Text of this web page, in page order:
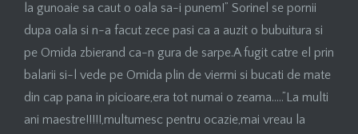
la gunoaie sa caut o oala sa-i punem!” Sorinel se pornii
dupa oala si n-a facut zece pasi ca a auzit o bubuitura si
pe Omida zbierand ca-n gura de sarpe.A fugit catre el prin
balarii si-l vede pe Omida plin de viermi si bucati de mate
din cap pana in picioare,era tot numai o zeama…..”La multi
ani maestre!!!!!,multumesc pentru ocazie,mai vreau la